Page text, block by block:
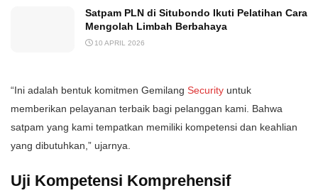
Satpam PLN di Situbondo Ikuti Pelatihan Cara
Mengolah Limbah Berbahaya
10 APRIL 2026
“Ini adalah bentuk komitmen Gemilang Security untuk
memberikan pelayanan terbaik bagi pelanggan kami. Bahwa
satpam yang kami tempatkan memiliki kompetensi dan keahlian
yang dibutuhkan,” ujarnya.
Uji Kompetensi Komprehensif